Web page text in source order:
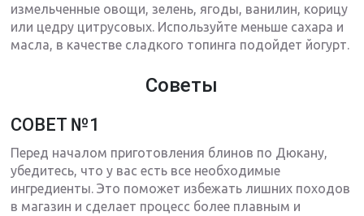
измельченные овощи, зелень, ягоды, ванилин, корицу
или цедру цитрусовых. Используйте меньше сахара и
масла, в качестве сладкого топинга подойдет йогурт.
Советы
СОВЕТ №1
Перед началом приготовления блинов по Дюкану,
убедитесь, что у вас есть все необходимые
ингредиенты. Это поможет избежать лишних походов
в магазин и сделает процесс более плавным и